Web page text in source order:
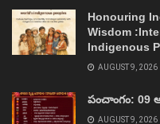
Honouring
Wisdom
Indigenous
AUGUST 9, 2026
పంచాంగం: 09
AUGUST 9, 2026